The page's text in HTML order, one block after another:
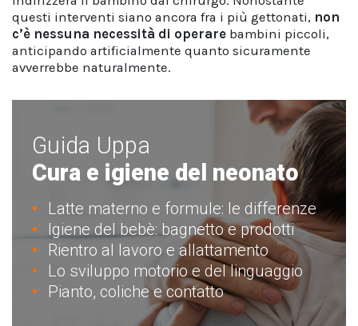
questi interventi siano ancora fra i più gettonati, non
c’è nessuna necessità di operare bambini piccoli,
anticipando artificialmente quanto sicuramente
avverrebbe naturalmente.
Guida Uppa
Cura e igiene del neonato
Latte materno e formule: le differenze
Igiene del bebè: bagnetto e prodotti
Rientro al lavoro e allattamento
Lo sviluppo motorio e del linguaggio
Pianto, coliche e contatto